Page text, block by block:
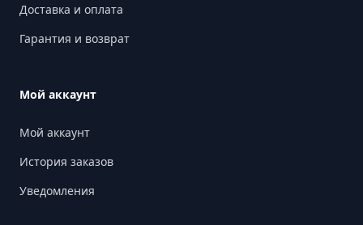
Доставка и оплата
Гарантия и возврат
Мой аккаунт
Мой аккаунт
История заказов
Уведомления